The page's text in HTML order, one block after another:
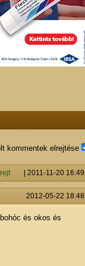
kommentek elrejtése
2011-11-20 16:49
2012-05-22 18:48
és okos és